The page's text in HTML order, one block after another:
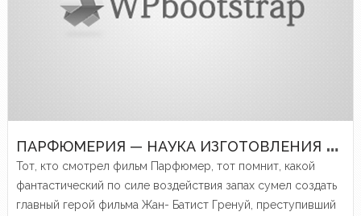
П
АРФЮМЕРИЯ — НАУКА ИЗГОТОВЛЕНИЯ ДУХОВ
Тот, кто смотрел фильм Парфюмер, тот помнит, какой
фантастический по силе воздействия запах сумел создать
главный герой фильма Жан- Батист Гренуй, преступивший